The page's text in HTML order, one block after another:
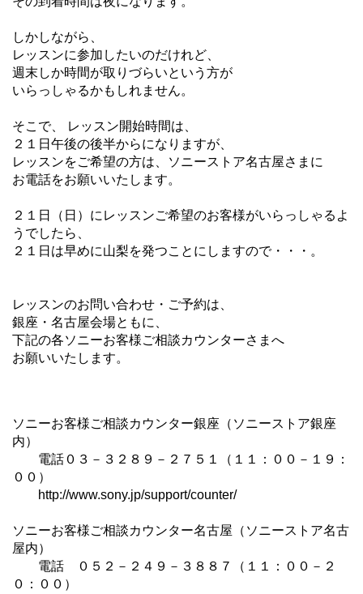
しかしながら、
レッスンに参加したいのだけれど、
週末しか時間が取りづらいという方が
いらっしゃるかもしれません。
そこで、 レッスン開始時間は、
２１日午後の後半からになりますが、
レッスンをご希望の方は、ソニーストア名古屋さまに
お電話をお願いいたします。
２１日（日）にレッスンご希望のお客様がいらっしゃるよ
うでしたら、
２１日は早めに山梨を発つことにしますので・・・。
レッスンのお問い合わせ・ご予約は、
銀座・名古屋会場ともに、
下記の各ソニーお客様ご相談カウンターさまへ
お願いいたします。
ソニーお客様ご相談カウンター銀座（ソニーストア銀座
内）
電話０３－３２８９－２７５１（１１：００－１９：
００）
http://www.sony.jp/support/counter/
ソニーお客様ご相談カウンター名古屋（ソニーストア名古
屋内）
電話 ０５２－２４９－３８８７（１１：００－２
０：００）